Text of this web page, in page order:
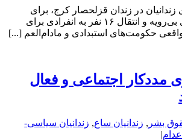
در زندان قزلحصار کرج، برای
جلوگیری از اعدام های بی‌رویه و انتقال ۱۶ نفر به انفرادی برای
واقعی حکومت‌های استبدادی و مادام‌العم [...]
مددکار اجتماعی و فعال
بشر , زندانیان ساع, زندانیان سیاسی-
|